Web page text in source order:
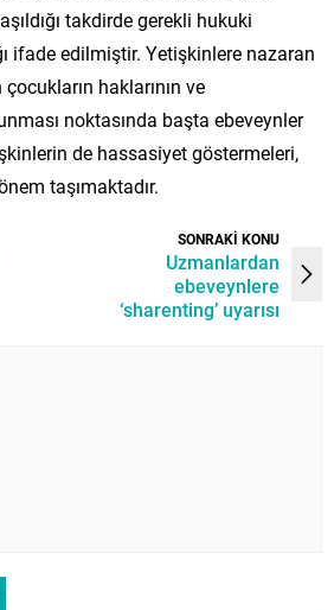
takdirde gerekli hukuki
ifade edilmiştir. Yetişkinlere nazaran
haklarının ve
noktasında başta ebeveynler
de hassasiyet göstermeleri,
taşımaktadır.
SONRAKİ KONU
Uzmanlardan
ebeveynlere
‘sharenting’ uyarısı